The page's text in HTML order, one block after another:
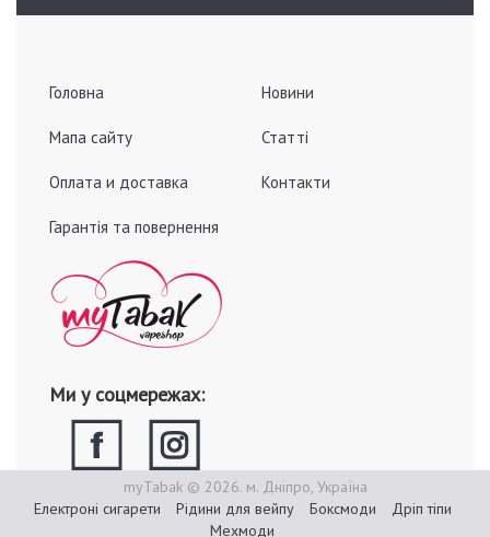
Головна
Мапа сайту
Оплата и доставка
Гарантія та повернення
Новини
Статті
Контакти
Ми у соцмережах:
myTabak © 2026. м. Дніпро, Україна
Електроні сигарети
Рідини для вейпу Боксмоди
Дріп тіпи
Мехмоди